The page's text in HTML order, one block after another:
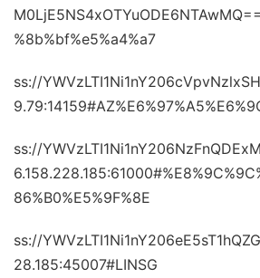
%8b%bf%e5%a4%a7
ss://
ss://
86%B0%E5%9F%8E
ss://
28.185:45007#LINSG